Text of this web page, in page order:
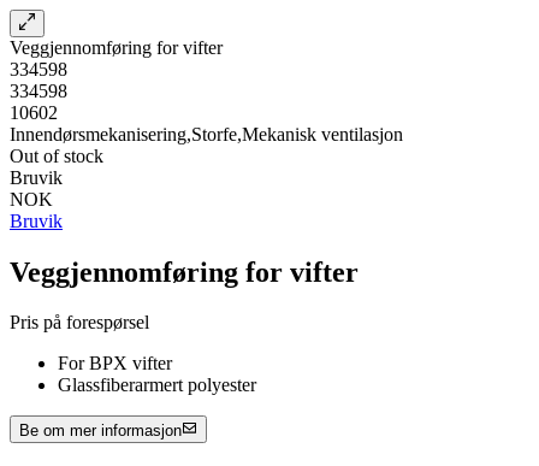
Veggjennomføring for vifter
334598
334598
10602
Innendørsmekanisering,Storfe,Mekanisk ventilasjon
Out of stock
Bruvik
NOK
Bruvik
Veggjennomføring for vifter
Pris på forespørsel
For BPX vifter
Glassfiberarmert polyester
Be om mer informasjon